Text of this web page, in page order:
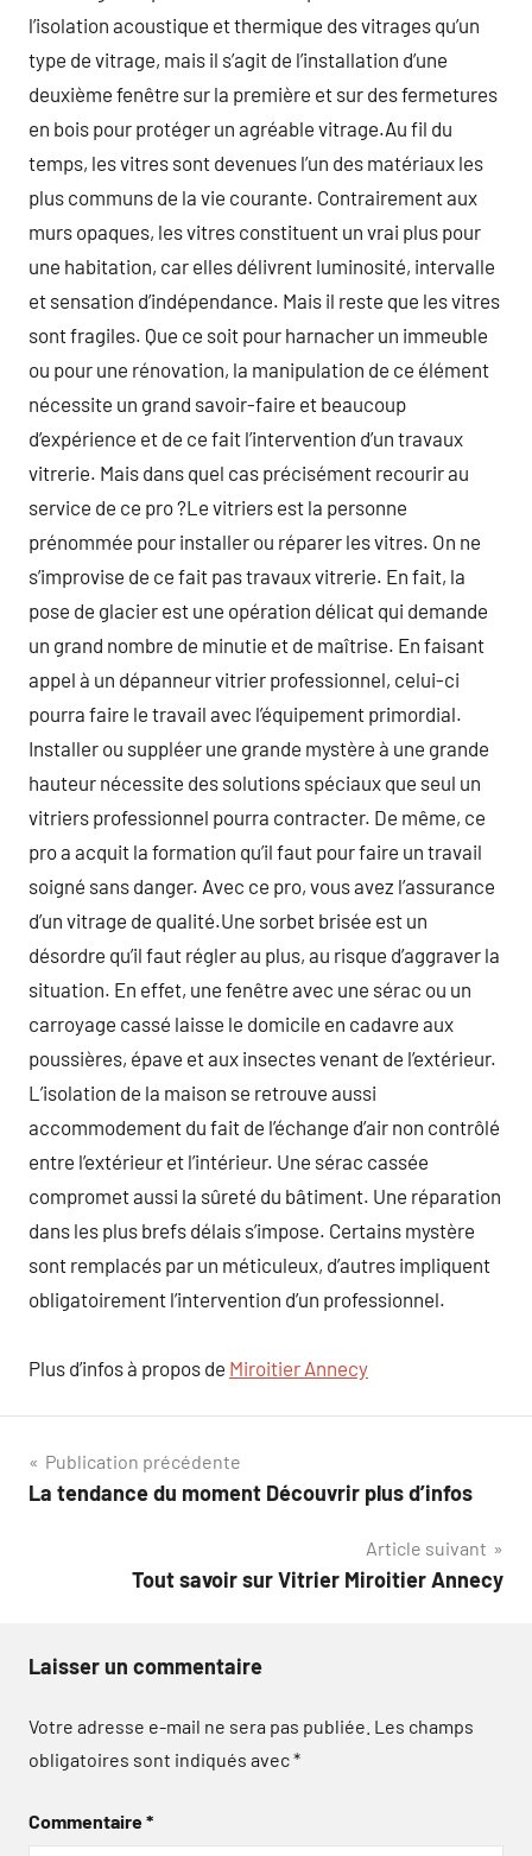
l’isolation acoustique et thermique des vitrages qu’un
type de vitrage, mais il s’agit de l’installation d’une
deuxième fenêtre sur la première et sur des fermetures
en bois pour protéger un agréable vitrage.Au fil du
temps, les vitres sont devenues l’un des matériaux les
plus communs de la vie courante. Contrairement aux
murs opaques, les vitres constituent un vrai plus pour
une habitation, car elles délivrent luminosité, intervalle
et sensation d’indépendance. Mais il reste que les vitres
sont fragiles. Que ce soit pour harnacher un immeuble
ou pour une rénovation, la manipulation de ce élément
nécessite un grand savoir-faire et beaucoup
d’expérience et de ce fait l’intervention d’un travaux
vitrerie. Mais dans quel cas précisément recourir au
service de ce pro ?Le vitriers est la personne
prénommée pour installer ou réparer les vitres. On ne
s’improvise de ce fait pas travaux vitrerie. En fait, la
pose de glacier est une opération délicat qui demande
un grand nombre de minutie et de maîtrise. En faisant
appel à un dépanneur vitrier professionnel, celui-ci
pourra faire le travail avec l’équipement primordial.
Installer ou suppléer une grande mystère à une grande
hauteur nécessite des solutions spéciaux que seul un
vitriers professionnel pourra contracter. De même, ce
pro a acquit la formation qu’il faut pour faire un travail
soigné sans danger. Avec ce pro, vous avez l’assurance
d’un vitrage de qualité.Une sorbet brisée est un
désordre qu’il faut régler au plus, au risque d’aggraver la
situation. En effet, une fenêtre avec une sérac ou un
carroyage cassé laisse le domicile en cadavre aux
poussières, épave et aux insectes venant de l’extérieur.
L’isolation de la maison se retrouve aussi
accommodement du fait de l’échange d’air non contrôlé
entre l’extérieur et l’intérieur. Une sérac cassée
compromet aussi la sûreté du bâtiment. Une réparation
dans les plus brefs délais s’impose. Certains mystère
sont remplacés par un méticuleux, d’autres impliquent
obligatoirement l’intervention d’un professionnel.
Plus d’infos à propos de Miroitier Annecy
Navigation
de
Publication précédente
La tendance du moment Découvrir plus d’infos
Article suivant
Tout savoir sur Vitrier Miroitier Annecy
Laisser un commentaire
Votre adresse e-mail ne sera pas publiée. Les champs
obligatoires sont indiqués avec*
Commentaire*